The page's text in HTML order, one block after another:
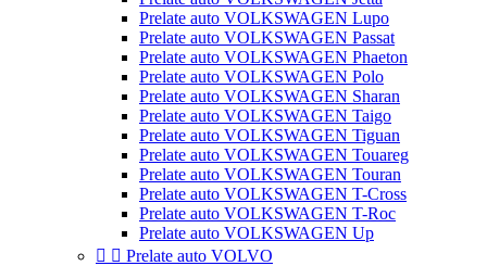
Prelate auto VOLKSWAGEN Lupo
Prelate auto VOLKSWAGEN Passat
Prelate auto VOLKSWAGEN Phaeton
Prelate auto VOLKSWAGEN Polo
Prelate auto VOLKSWAGEN Sharan
Prelate auto VOLKSWAGEN Taigo
Prelate auto VOLKSWAGEN Tiguan
Prelate auto VOLKSWAGEN Touareg
Prelate auto VOLKSWAGEN Touran
Prelate auto VOLKSWAGEN T-Cross
Prelate auto VOLKSWAGEN T-Roc
Prelate auto VOLKSWAGEN Up
  Prelate auto VOLVO